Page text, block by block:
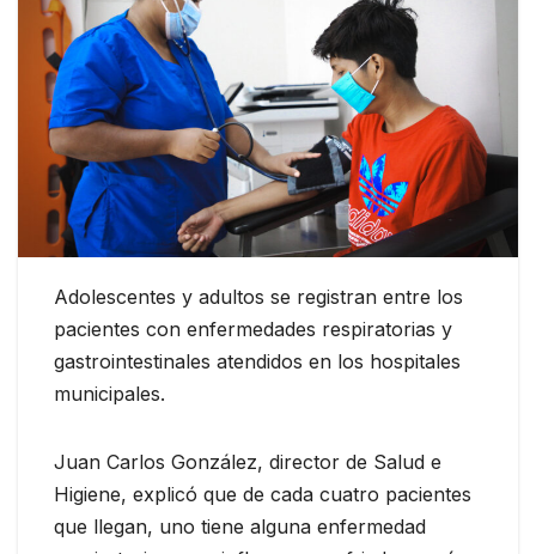
Adolescentes y adultos se registran entre los
pacientes con enfermedades respiratorias y
gastrointestinales atendidos en los hospitales
municipales.
Juan Carlos González, director de Salud e
Higiene, explicó que de cada cuatro pacientes
que llegan, uno tiene alguna enfermedad